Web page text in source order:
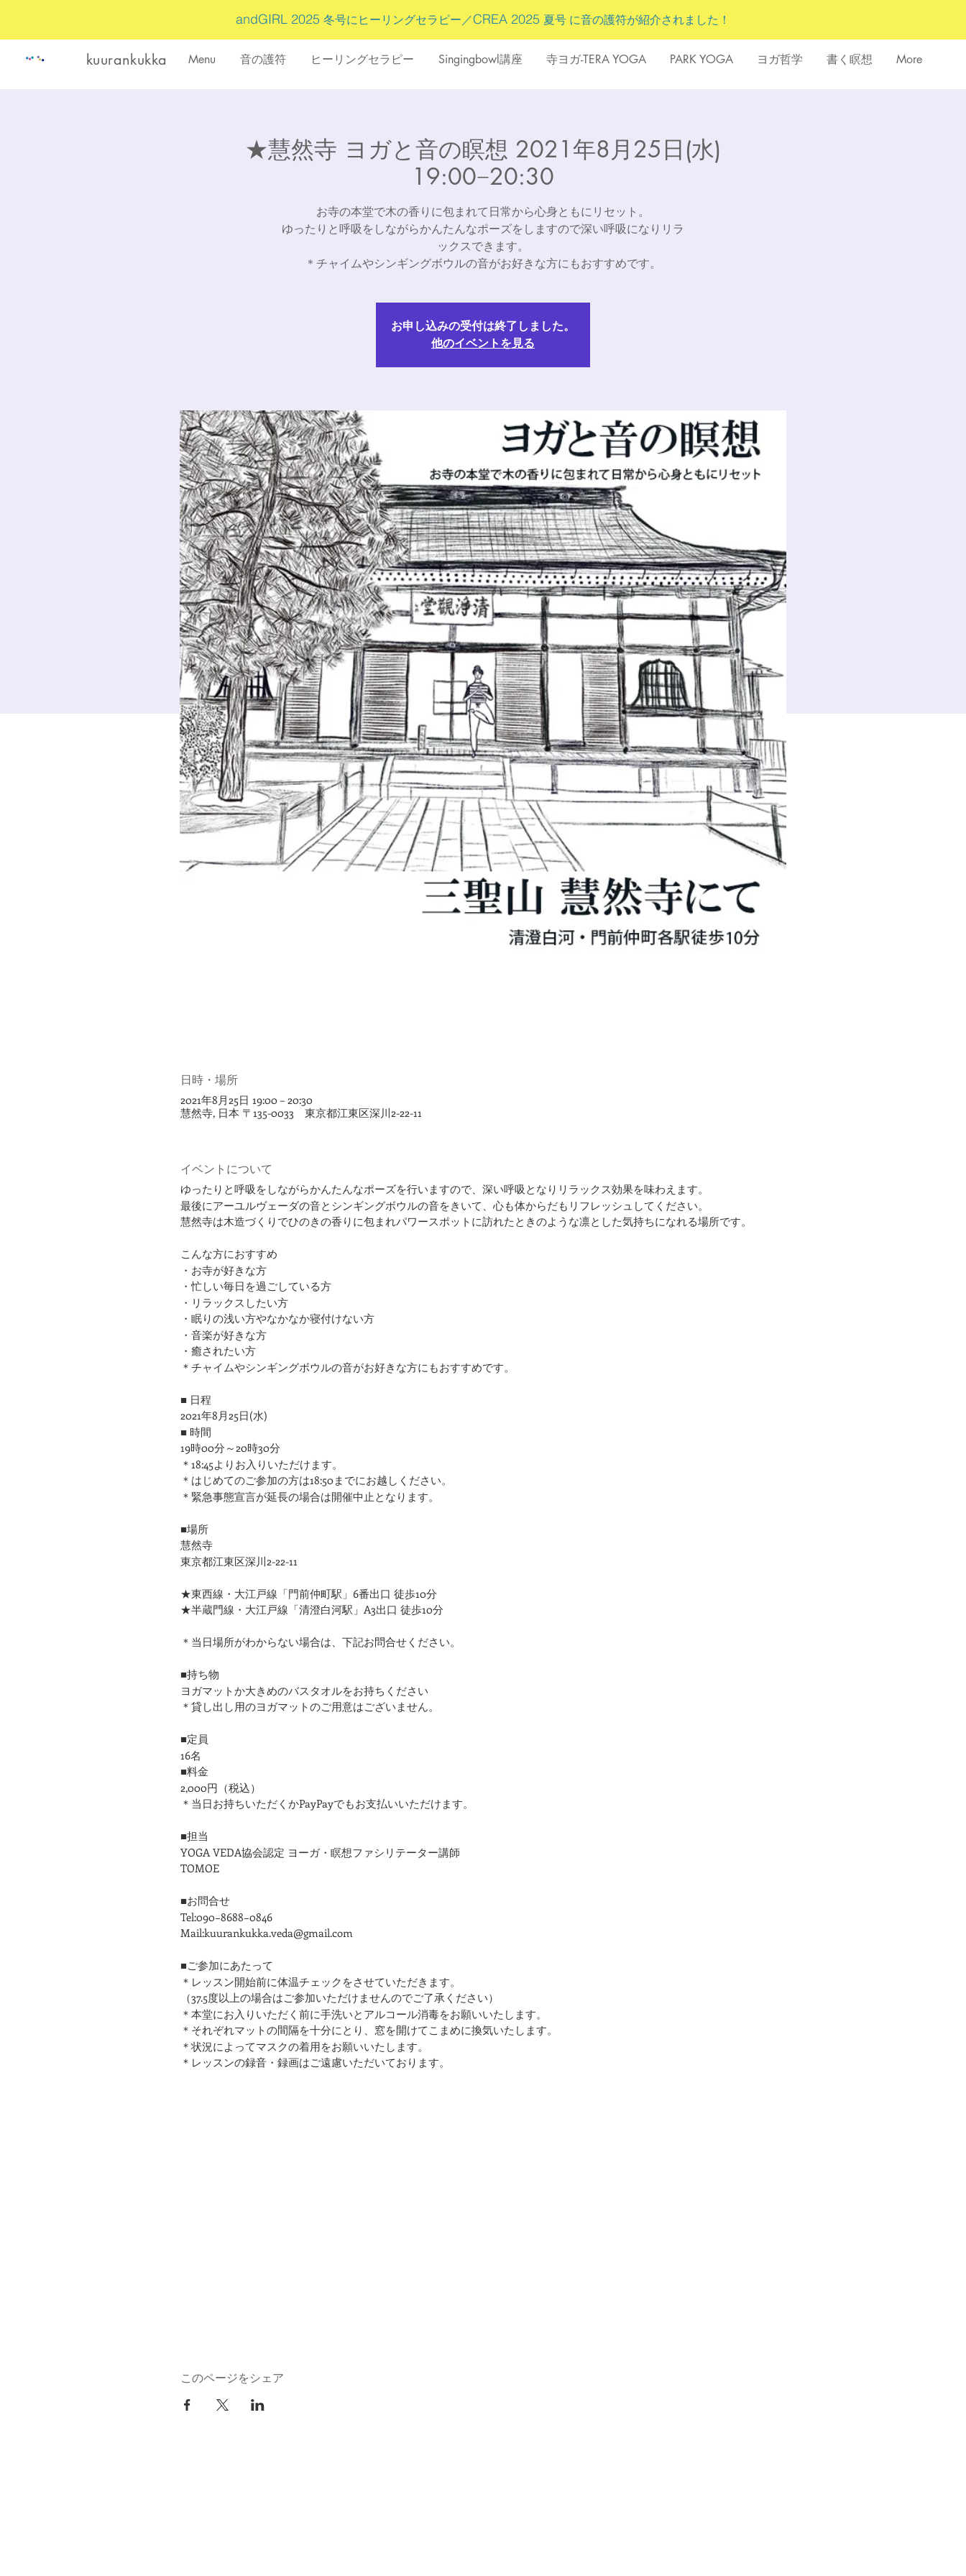
kuurankukka Menu 音の護符 ヒーリングセラピー Singingbowl講座 寺ヨガ-TERA YOGA PARK YOGA ヨガ哲学 書く瞑想 More
andGIRL 2025 冬号にヒーリングセラピー／CREA 2025 夏号 に音の護符が紹介されました！
★慧然寺 ヨガと音の瞑想 2021年8月25日(水)
19:00−20:30
お寺の本堂で木の香りに包まれて日常から心身ともにリセット。
ゆったりと呼吸をしながらかんたんなポーズをしますので深い呼吸になりリラ
ックスできます。
＊チャイムやシンギングボウルの音がお好きな方にもおすすめです。
お申し込みの受付は終了しました。
他のイベントを見る
日時・場所
2021年8月25日 19:00 – 20:30
慧然寺, 日本 〒135-0033 東京都江東区深川2-22-11
イベントについて
ゆったりと呼吸をしながらかんたんなポーズを行いますので、深い呼吸となりリラックス効果を味わえます。
最後にアーユルヴェーダの音とシンギングボウルの音をきいて、心も体からだもリフレッシュしてください。
慧然寺は木造づくりでひのきの香りに包まれパワースポットに訪れたときのような凛とした気持ちになれる場所です。
​こんな方におすすめ
・お寺が好きな方
​・忙しい毎日を過ごしている方
・リラックスしたい方
・眠りの浅い方やなかなか寝付けない方
​・音楽が好きな方
​・癒されたい方
＊チャイムやシンギングボウルの音がお好きな方にもおすすめです。
■ 日程
2021年8月25日(水)
■ 時間
19時00分～20時30分
＊18:45よりお入りいただけます。
＊はじめてのご参加の方は18:50までにお越しください。
＊緊急事態宣言が延長の場合は開催中止となります。
■場所
慧然寺
東京都江東区深川2-22-11
★東西線・大江戸線「門前仲町駅」6番出口 徒歩10分
★半蔵門線・大江戸線「清澄白河駅」A3出口 徒歩10分
＊当日場所がわからない場合は、下記お問合せください。
■持ち物
ヨガマットか大きめのバスタオルをお持ちください
＊貸し出し用のヨガマットのご用意はございません。
■定員
16名
■料金
2,000円（税込）
＊当日お持ちいただくかPayPayでもお支払いいただけます。
■担当
YOGA VEDA協会認定 ヨーガ・瞑想ファシリテーター講師
TOMOE
■お問合せ
Tel:090−8688−0846
Mail:kuurankukka.veda@gmail.com
■ご参加にあたって
＊レッスン開始前に体温チェックをさせていただきます。
（37.5度以上の場合はご参加いただけませんのでご了承ください）
＊本堂にお入りいただく前に手洗いとアルコール消毒をお願いいたします。
​＊それぞれマットの間隔を十分にとり、窓を開けてこまめに換気いたします。
＊状況によってマスクの着用をお願いいたします。
＊レッスンの録音・録画はご遠慮いただいております。
このページをシェア